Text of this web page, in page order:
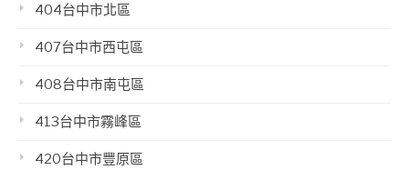
404台中市北區
407台中市西屯區
408台中市南屯區
413台中市霧峰區
420台中市豐原區